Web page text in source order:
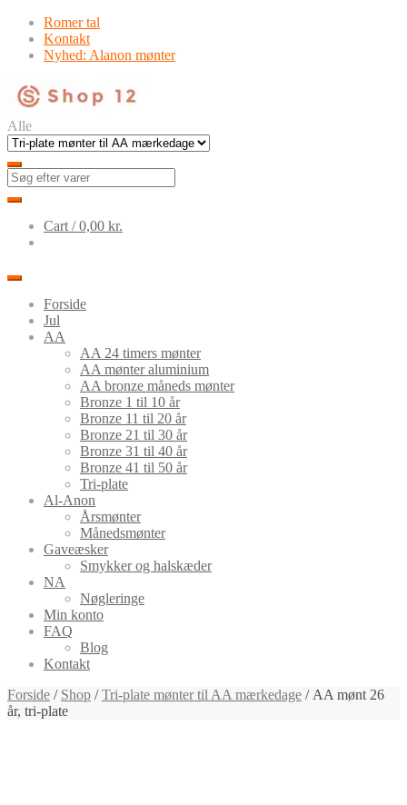
Skip
navigation
Skip
content
Romer tal
Kontakt
Nyhed: Alanon mønter
Alle
Cart /0,00 kr.
Forside
Jul
AA
AA 24 timers mønter
AA mønter aluminium
AA bronze måneds mønter
Bronze 1 til 10 år
Bronze 11 til 20 år
Bronze 21 til 30 år
Bronze 31 til 40 år
Bronze 41 til 50 år
Tri-plate
Al-Anon
Årsmønter
Månedsmønter
Gaveæsker
Smykker og halskæder
NA
Nøgleringe
Min konto
FAQ
Blog
Kontakt
Forside / Shop /Tri-plate mønter til AA mærkedage / AA mønt 26
år, tri-plate